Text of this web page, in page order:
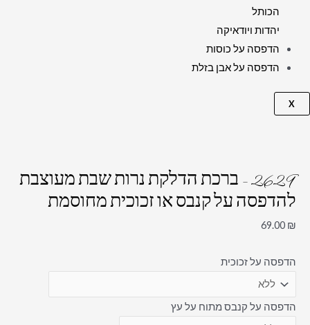
הכותל
יהדות ויודאיקה
הדפסה על כוסות
הדפסה על אבן בזלת
X
2629 – ברכת הדלקת נרות שבת מעוצבת
להדפסה על קנבס או זכוכית מחוסמת
69.00 ₪
הדפסה על זכוכית
הדפסה על קנבס מתוח על עץ